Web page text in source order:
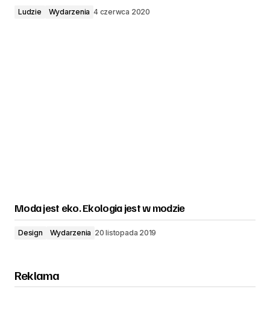
Ludzie Wydarzenia 4 czerwca 2020
Moda jest eko. Ekologia jest w modzie
Design Wydarzenia 20 listopada 2019
Reklama